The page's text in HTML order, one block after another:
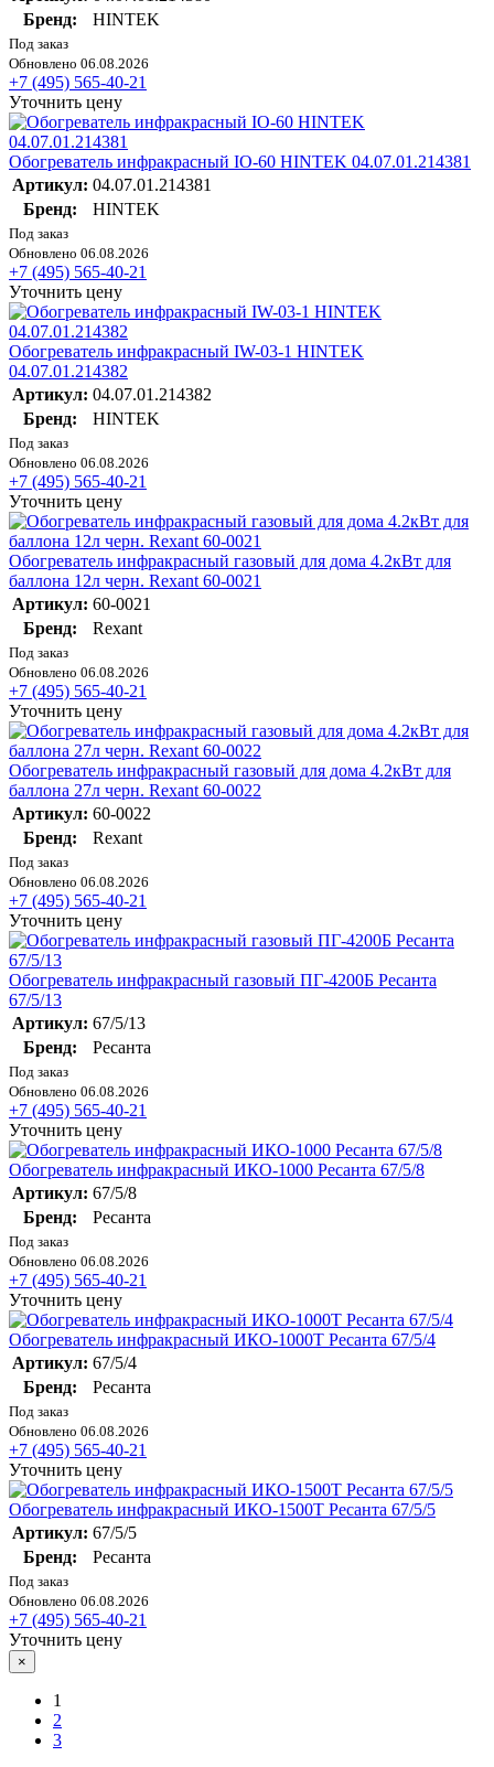
Бренд:
HINTEK
Под заказ
Обновлено 06.08.2026
+7 (495) 565-40-21
Уточнить цену
Обогреватель инфракрасный IO-60 HINTEK 04.07.01.214381
Артикул: 04.07.01.214381
Бренд:
HINTEK
Под заказ
Обновлено 06.08.2026
+7 (495) 565-40-21
Уточнить цену
Обогреватель инфракрасный IW-03-1 HINTEK
04.07.01.214382
Артикул: 04.07.01.214382
Бренд:
HINTEK
Под заказ
Обновлено 06.08.2026
+7 (495) 565-40-21
Уточнить цену
Обогреватель инфракрасный газовый для дома 4.2кВт для
баллона 12л черн. Rexant 60-0021
Артикул: 60-0021
Бренд:
Rexant
Под заказ
Обновлено 06.08.2026
+7 (495) 565-40-21
Уточнить цену
Обогреватель инфракрасный газовый для дома 4.2кВт для
баллона 27л черн. Rexant 60-0022
Артикул: 60-0022
Бренд:
Rexant
Под заказ
Обновлено 06.08.2026
+7 (495) 565-40-21
Уточнить цену
Обогреватель инфракрасный газовый ПГ-4200Б Ресанта
67/5/13
Артикул: 67/5/13
Бренд:
Ресанта
Под заказ
Обновлено 06.08.2026
+7 (495) 565-40-21
Уточнить цену
Обогреватель инфракрасный ИКО-1000 Ресанта 67/5/8
Артикул: 67/5/8
Бренд:
Ресанта
Под заказ
Обновлено 06.08.2026
+7 (495) 565-40-21
Уточнить цену
Обогреватель инфракрасный ИКО-1000T Ресанта 67/5/4
Артикул: 67/5/4
Бренд:
Ресанта
Под заказ
Обновлено 06.08.2026
+7 (495) 565-40-21
Уточнить цену
Обогреватель инфракрасный ИКО-1500T Ресанта 67/5/5
Артикул: 67/5/5
Бренд:
Ресанта
Под заказ
Обновлено 06.08.2026
+7 (495) 565-40-21
Уточнить цену
×
1
2
3